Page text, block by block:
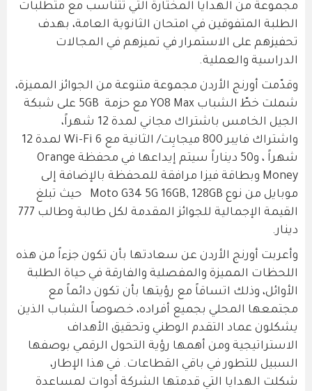
مجموعة من الهدايا المختارة التي تتناسب مع متطلبات
الطلبة المتفوقين في امتحان الثانوية العامة، بهدف
تحفيزهم على الاستمرار في تميزهم في المجالات
الدراسية والعملية.
وقدّمت أورنج الأردن مجموعة متنوعة من الجوائز المميزة،
شملت خطّ الشباب YO8 Max مع حزمة 5GB على شبكة
الجيل الخامس باشتراك مجاني لمدة 12 شهراً،
واشتراك فايبر 800 ميجابِت/ الثانية مع Wi-Fi 6 لمدة 12
شهراً ، و50 ديناراً سيتم إيداعها في محفظة Orange
Money وبطاقة فيزا مرافقة للمحفظة بالإضافة إلى
موبايل من نوع Moto G34 5G 16GB, 128GB حيث تبلغ
القيمة الإجمالية للجوائز المقدمة لكل طالبة وطالب 777
دينار.
وأعربت أورنج الأردن عن سعادتها بأن تكون جزءاً من هذه
اللحظات المميزة والمفصلية والفارقة في حياة الطلبة
الأوائل، وذلك اتساقاً مع رؤيتها بأن تكون دائماً مع
مجتمعها المحلي بجميع أفراده، خصوصاً الشباب الذين
يشكلون عماد التقدم الوطني وتحقيق الأهداف
الاستراتيجية ومن أهمها رؤية التحول الرقمي بوصفها
السبيل للتطور في باقي القطاعات. في هذا الإطار،
شكلت الهدايا التي قدمتها الشركة أدوات لمساعدة